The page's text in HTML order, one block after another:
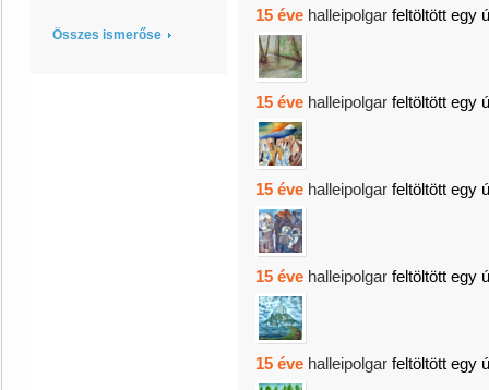
Összes ismerőse
15 éve halleipolgar feltöltött egy
15 éve halleipolgar feltöltött egy
15 éve halleipolgar feltöltött egy
15 éve halleipolgar feltöltött egy
15 éve halleipolgar feltöltött egy